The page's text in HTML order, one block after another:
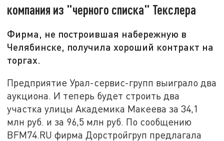
компания из "черного списка" Текслера
Фирма, не построившая набережную в
Челябинске, получила хороший контракт на
торгах.
Предприятие Урал-сервис-групп выиграло два
аукциона. И теперь будет строить два
участка улицы Академика Макеева за 34,1
млн руб. и за 96,5 млн руб. По сообщению
BFM74.RU фирма Дорстройгруп предлагала